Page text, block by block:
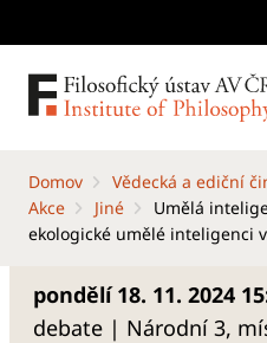
Domov Vědecká a ediční
Akce
Jiné
Umělá
ekologické umělé inteligenci
pondělí 18. 11. 2024
debate | Národní 3,